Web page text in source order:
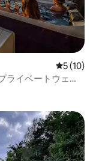
レビュー
5 (10)
ライベートウェル